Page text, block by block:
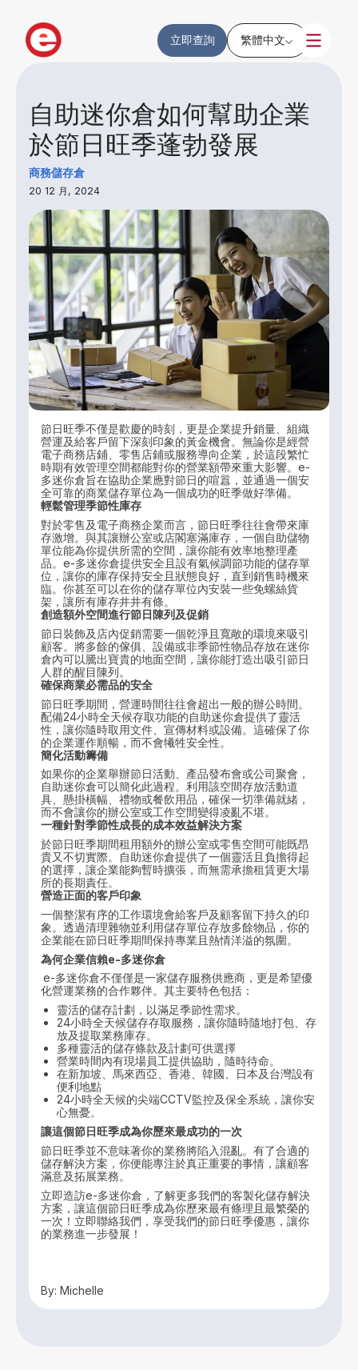
立即查詢 繁體中文
自助迷你倉如何幫助企業
於節日旺季蓬勃發展
商務儲存倉
20 12 月, 2024
節日旺季不僅是歡慶的時刻，更是企業提升銷量、組織
營運及給客戶留下深刻印象的黃金機會。無論你是經營
電子商務店鋪、零售店鋪或服務導向企業，於這段繁忙
時期有效管理空間都能對你的營業額帶來重大影響。e-
多迷你倉旨在協助企業應對節日的喧囂，並通過一個安
全可靠的商業儲存單位為一個成功的旺季做好準備。
輕鬆管理季節性庫存
對於零售及電子商務企業而言，節日旺季往往會帶來庫
存激增。與其讓辦公室或店閣塞滿庫存，一個自助儲物
單位能為你提供所需的空間，讓你能有效率地整理產
品。e-多迷你倉提供安全且設有氣候調節功能的儲存單
位，讓你的庫存保持安全且狀態良好，直到銷售時機來
臨。你甚至可以在你的儲存單位內安裝一些免螺絲貨
架，讓所有庫存井井有條。
創造額外空間進行節日陳列及促銷
節日裝飾及店內促銷需要一個乾淨且寬敞的環境來吸引
顧客。將多餘的傢俱、設備或非季節性物品存放在迷你
倉內可以騰出寶貴的地面空間，讓你能打造出吸引節日
人群的醒目陳列。
確保商業必需品的安全
節日旺季期間，營運時間往往會超出一般的辦公時間。
配備24小時全天候存取功能的自助迷你倉提供了靈活
性，讓你隨時取用文件、宣傳材料或設備。這確保了你
的企業運作順暢，而不會犧牲安全性。
簡化活動籌備
如果你的企業舉辦節日活動、產品發布會或公司聚會，
自助迷你倉可以簡化此過程。利用該空間存放活動道
具、懸掛橫幅、禮物或餐飲用品，確保一切準備就緒，
而不會讓你的辦公室或工作空間變得凌亂不堪。
一種針對季節性成長的成本效益解決方案
於節日旺季期間租用額外的辦公室或零售空間可能既昂
貴又不切實際。自助迷你倉提供了一個靈活且負擔得起
的選擇，讓企業能夠暫時擴張，而無需承擔租賃更大場
所的長期責任。
營造正面的客戶印象
一個整潔有序的工作環境會給客戶及顧客留下持久的印
象。透過清理雜物並利用儲存單位存放多餘物品，你的
企業能在節日旺季期間保持專業且熱情洋溢的氛圍。
為何企業信賴e-多迷你倉
e-多迷你倉不僅僅是一家儲存服務供應商，更是希望優
化營運業務的合作夥伴。其主要特色包括：
靈活的儲存計劃，以滿足季節性需求。
24小時全天候儲存存取服務，讓你隨時隨地打包、存
放及提取業務庫存。
多種靈活的儲存條款及計劃可供選擇
營業時間內有現場員工提供協助，隨時待命。
在新加坡、馬來西亞、香港、韓國、日本及台灣設有
便利地點
24小時全天候的尖端CCTV監控及保全系統，讓你安
心無憂。
讓這個節日旺季成為你歷來最成功的一次
節日旺季並不意味著你的業務將陷入混亂。有了合適的
儲存解決方案，你便能專注於真正重要的事情，讓顧客
滿意及拓展業務。
立即造訪e-多迷你倉，了解更多我們的客製化儲存解決
方案，讓這個節日旺季成為你歷來最有條理且最繁榮的
一次！立即聯絡我們，享受我們的節日旺季優惠，讓你
的業務進一步發展！
By: Michelle